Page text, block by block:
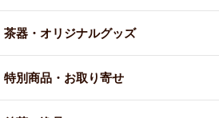
茶器・オリジナルグッズ
特別商品・お取り寄せ